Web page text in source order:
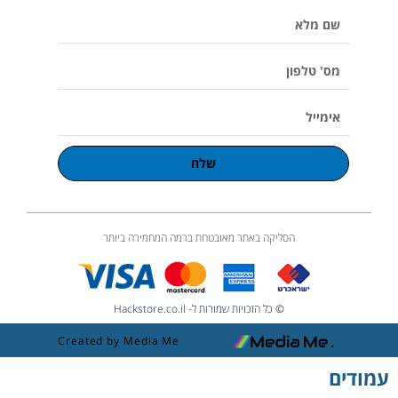
m
שלח
הסליקה באתר מאובטחת ברמה המחמירה ביותר
© כל הזכויות שמורות ל- Hackstore.co.il
Created by Media Me
עמודים